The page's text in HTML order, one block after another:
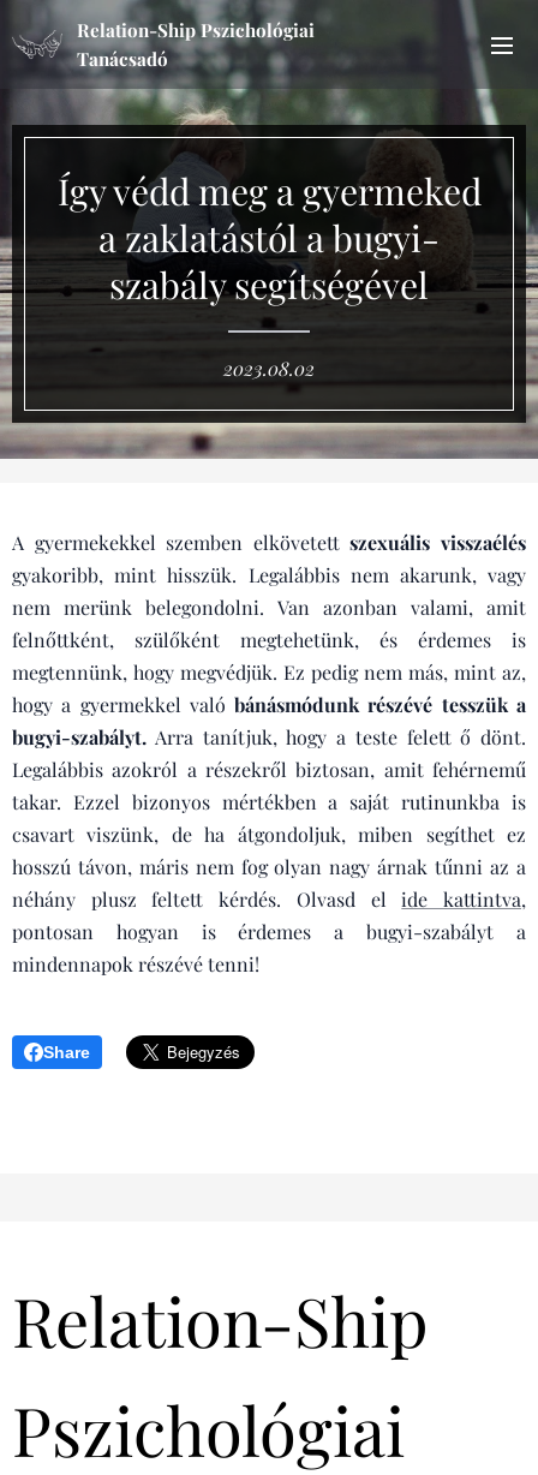
Relation-Ship Pszichológiai
Tanácsadó
Így védd meg a gyermeked
a zaklatástól a bugyi-
szabály segítségével
2023.08.02
A gyermekekkel szemben elkövetettszexuális visszaélés
gyakoribb, mint hisszük. Legalábbis nem akarunk, vagy
nem merünk belegondolni. Van azonban valami, amit
felnőttként, szülőként megtehetünk, és érdemes is
megtennünk, hogy megvédjük. Ez pedig nem más, mint az,
hogy a gyermekkel valóbánásmódunk részévé tesszük a
bugyi-szabályt. Arra tanítjuk, hogy a teste felett ő dönt.
Legalábbis azokról a részekről biztosan, amit fehérnemű
takar. Ezzel bizonyos mértékben a saját rutinunkba is
csavart viszünk, de ha átgondoljuk, miben segíthet ez
hosszú távon, máris nem fog olyan nagy árnak tűnni az a
néhány plusz feltett kérdés. Olvasd elide kattintva,
pontosan hogyan is érdemes a bugyi-szabályt a
mindennapok részévé tenni!
Share
Relation-Ship
Pszichológiai